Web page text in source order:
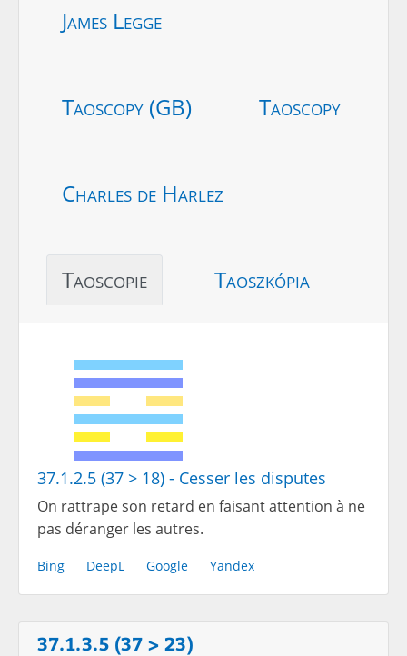
James Legge
Taoscopy (GB) Taoscopy
Charles de Harlez
Taoscopie Taoszkópia
37.1.2.5 (37 > 18) - Cesser les disputes
On rattrape son retard en faisant attention à ne
pas déranger les autres.
Bing DeepL Google Yandex
37.1.3.5 (37 > 23)